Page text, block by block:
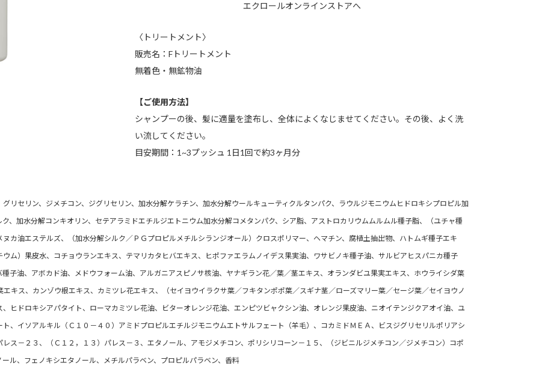
エクロールオンラインストアへ
〈トリートメント〉
販売名：Fトリートメント
無着色・無鉱物油
【ご使用方法】
シャンプーの後、髪に適量を塗布し、全体によくなじませてください。その後、よく洗
い流してください。
目安期間： 1~3プッシュ 1日1回で約3ヶ月分
リセリン、ジメチコン、ジグリセリン、加水分解ケラチン、加水分解ウールキューティクルタンパク、ラウルジモニウムヒドロキシプロピル加
、加水分解コンキオリン、セテアラミドエチルジエトニウム加水分解コメタンパク、シア脂、アストロカリウムムルムル種子脂、（ユチャ種
カ油エステルズ、（加水分解シルク／ＰＧプロピルメチルシランジオール）クロスポリマー、ヘマチン、腐植土抽出物、ハトムギ種子エキ
ム）果皮水、コチョウランエキス、テマリカタヒバエキス、ヒポファエラムノイデス果実油、ワサビノキ種子油、サルビアヒスパニカ種子
子油、アボカド油、メドウフォーム油、アルガニアスピノサ核油、ヤナギラン花／葉／茎エキス、オランダビユ果実エキス、ホウライシダ葉
キス、カンゾウ根エキス、カミツレ花エキス、（セイヨウイラクサ葉／フキタンポポ葉／スギナ茎／ローズマリー葉／セージ葉／セイヨウノ
ヒドロキシアパタイト、ローマカミツレ花油、ビターオレンジ花油、エンピツビャクシン油、オレンジ果皮油、ニオイテンジクアオイ油、ユ
、イソアルキル（Ｃ１０－４０）アミドプロピルエチルジモニウムエトサルフェート（羊毛）、コカミドＭＥＡ、ビスジグリセリルポリアシ
ス－２３、（Ｃ１２，１３）パレス－３、エタノール、アモジメチコン、ポリシリコーン－１５、（ジビニルジメチコン／ジメチコン）コポ
ル、フェノキシエタノール、メチルパラベン、プロピルパラベン、香料